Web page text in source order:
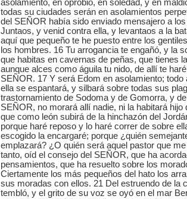
asolamiento, en oprobio, en soledad, y en
todas su ciudades serán en asolamientos
del SEÑOR había sido enviado mensajero a
Juntaos, y venid contra ella, y levantaos a la
aquí que pequeño te he puesto entre los
los hombres. 16 Tu arrogancia te engañó, y la
que habitas en cavernas de peñas, que tienes
aunque alces como águila tu nido, de allí te
SEÑOR. 17 Y será Edom en asolamiento; todo
ella se espantará, y silbará sobre todas sus
trastornamiento de Sodoma y de Gomorra, y
SEÑOR, no morará allí nadie, ni la habitará hijo
que como león subirá de la hinchazón del
porque haré reposo y lo haré correr de sobre
escogido la encargaré; porque ¿quién
emplazará? ¿O quién será aquel pastor que
tanto, oíd el consejo del SEÑOR, que ha
pensamientos, que ha resuelto sobre los
Ciertamente los más pequeños del hato los
sus moradas con ellos. 21 Del estruendo de la
tembló, y el grito de su voz se oyó en el mar